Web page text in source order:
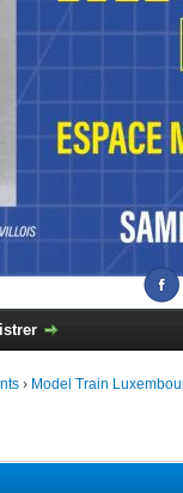
› Model Train